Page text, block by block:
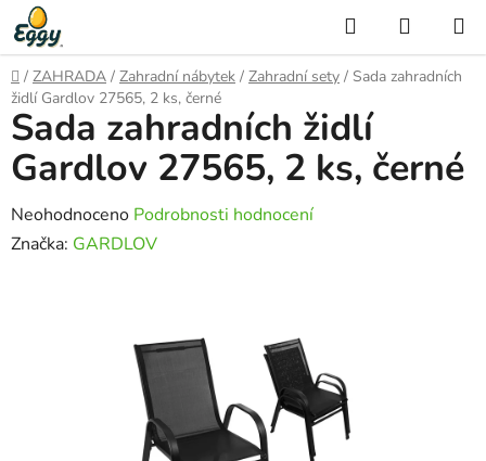
Přejít
na
obsah
Hledat
KOŠÍK
Domů
/ ZAHRADA / Zahradní nábytek / Zahradní sety / Sada zahradních
židlí Gardlov 27565, 2 ks, černé
Sada zahradních židlí
Gardlov 27565, 2 ks, černé
Průměrné
hodnocení
Neohodnoceno Podrobnosti hodnocení
Značka: GARDLOV